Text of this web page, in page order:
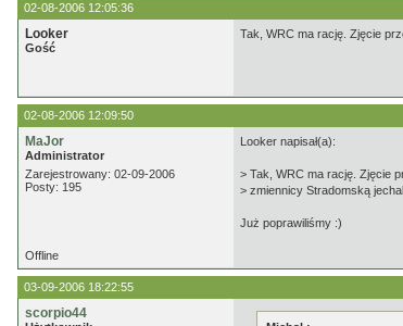
02-08-2006 12:05:36
Looker
Gość
Tak, WRC ma rację. Zjęcie
02-08-2006 12:09:50
MaJor
Administrator
Zarejestrowany: 02-09-2006
Posty: 195
Looker napisał(a):
> Tak, WRC ma rację. Zjęcie
> zmiennicy Stradomską
Już poprawiliśmy :)
Offline
03-09-2006 18:22:55
scorpio44